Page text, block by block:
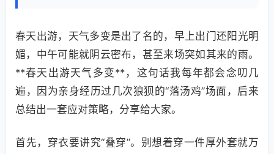
春天出游，天气多变是出了名的，早上出门还阳光明
媚，中午可能就阴云密布，甚至来场突如其来的雨。
**春天出游天气多变**，这句话我每年都会念叨几
遍，因为亲身经历过几次狼狈的“落汤鸡”场面，后来
总结出一套应对策略，分享给大家。
首先，穿衣要讲究“叠穿”。别想着穿一件厚外套就万